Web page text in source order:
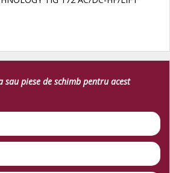
sau piese de schimb pentru acest